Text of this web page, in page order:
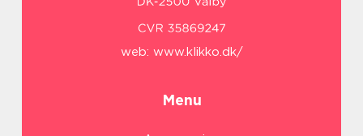
web: www.klikko.dk/
Menu